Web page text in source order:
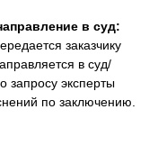
в суд:
заказчику
в суд/
запросу эксперты
по заключению.